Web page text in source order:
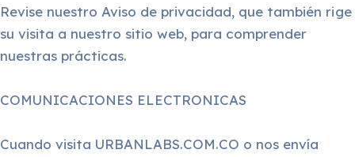
Revise nuestro Aviso de privacidad, que también rige
su visita a nuestro sitio web, para comprender
nuestras prácticas.
COMUNICACIONES ELECTRONICAS
Cuando visita URBANLABS.COM.CO o nos envía